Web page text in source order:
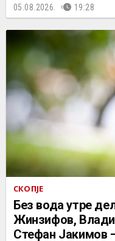
05.08.2026. 19:28
СКОПЈЕ
Без вода утре
Жинзифов,
Стефан Јакимов